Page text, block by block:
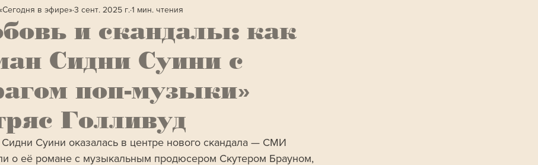
и скандалы: как
Сидни Суини с
поп-музыки»
Голливуд
в эфире»3 сент. 2025 г. 1 мин. чтения
Сидни Суини оказалась в центре нового скандала — СМИ
о её романе с музыкальным продюсером Скутером Брауном,